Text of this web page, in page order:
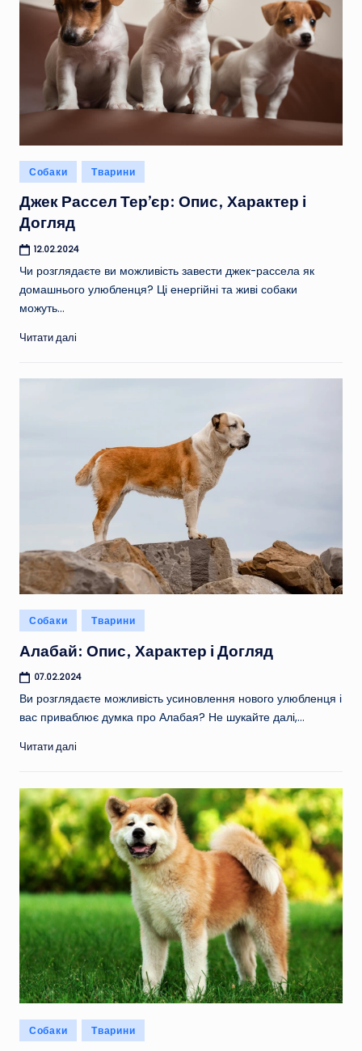
Опубліковано
у
Собаки Тварини
Джек Рассел Тер’єр: Опис, Характер і
Догляд
12.02.2024
Чи розглядаєте ви можливість завести джек-рассела як
домашнього улюбленця? Ці енергійні та живі собаки
можуть…
Читати далі
Опубліковано
у
Собаки Тварини
Алабай: Опис, Характер і Догляд
07.02.2024
Ви розглядаєте можливість усиновлення нового улюбленця і
вас приваблює думка про Алабая? Не шукайте далі,…
Читати далі
Опубліковано
у
Собаки Тварини